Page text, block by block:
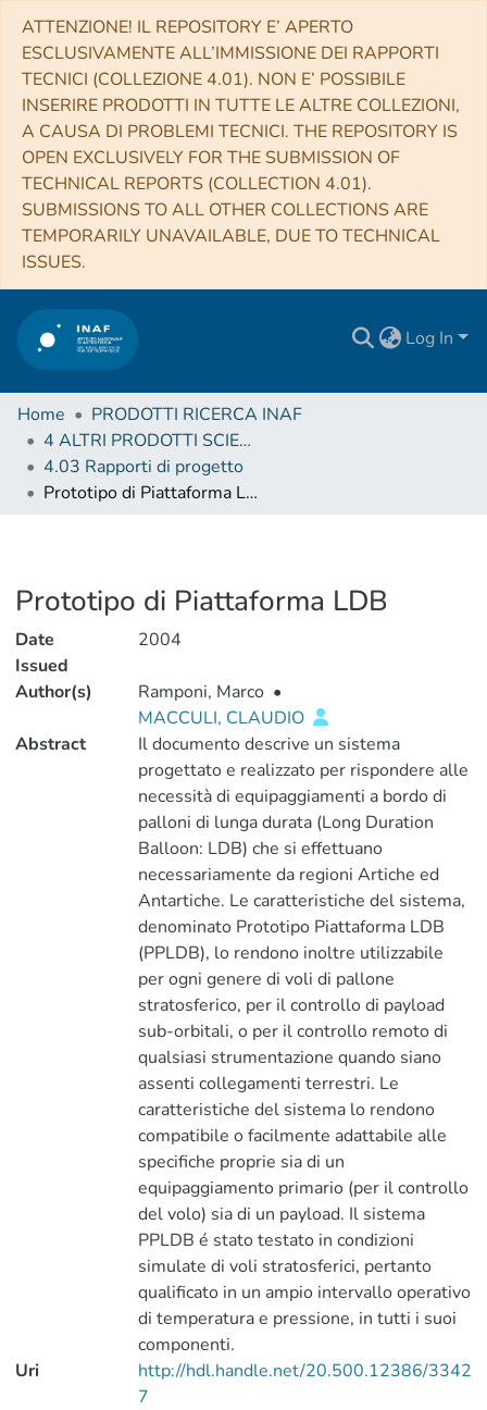
ATTENZIONE! IL REPOSITORY E’ APERTO
ESCLUSIVAMENTE ALL’IMMISSIONE DEI RAPPORTI
TECNICI (COLLEZIONE 4.01). NON E’ POSSIBILE
INSERIRE PRODOTTI IN TUTTE LE ALTRE COLLEZIONI,
A CAUSA DI PROBLEMI TECNICI. THE REPOSITORY IS
OPEN EXCLUSIVELY FOR THE SUBMISSION OF
TECHNICAL REPORTS (COLLECTION 4.01).
SUBMISSIONS TO ALL OTHER COLLECTIONS ARE
TEMPORARILY UNAVAILABLE, DUE TO TECHNICAL
ISSUES.
Log In
Home
PRODOTTI RICERCA INAF
4 ALTRI PRODOTTI SCIENTIFICI (Other scientific products)
4.03 Rapporti di progetto
Prototipo di Piattaforma LDB
Prototipo di Piattaforma LDB
Date
Issued
2004
Author(s) Ramponi, Marco •
MACCULI, CLAUDIO
Abstract
Il documento descrive un sistema
progettato e realizzato per rispondere alle
necessità di equipaggiamenti a bordo di
palloni di lunga durata (Long Duration
Balloon: LDB) che si effettuano
necessariamente da regioni Artiche ed
Antartiche. Le caratteristiche del sistema,
denominato Prototipo Piattaforma LDB
(PPLDB), lo rendono inoltre utilizzabile
per ogni genere di voli di pallone
stratosferico, per il controllo di payload
sub-orbitali, o per il controllo remoto di
qualsiasi strumentazione quando siano
assenti collegamenti terrestri. Le
caratteristiche del sistema lo rendono
compatibile o facilmente adattabile alle
specifiche proprie sia di un
equipaggiamento primario (per il controllo
del volo) sia di un payload. Il sistema
PPLDB é stato testato in condizioni
simulate di voli stratosferici, pertanto
qualificato in un ampio intervallo operativo
di temperatura e pressione, in tutti i suoi
componenti.
Uri
http://hdl.handle.net/20.500.12386/3342
7